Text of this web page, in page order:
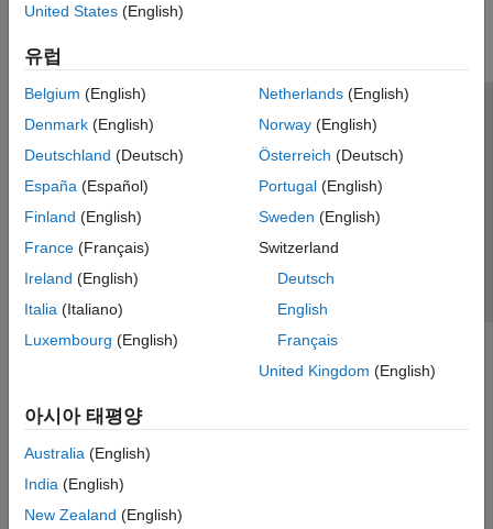
리포팅 및 데이터베이스 액세스
코드 생성
애플리케이션 배포
검증 및 확인(V&V), 테스트
클라우드 기능
교육 및 학습
응용 분야
AI 및 통계학
수학 및 최적화
신호 처리
테스트 및 계측(T&M)
RF 및 혼성 신호
로보틱스 및 자율 시스템
United States (English)
유럽
Belgium (English)
Denmark (English)
Deutschland (Deutsch)
España (Español)
Finland (English)
France (Français)
Ireland (English)
Italia (Italiano)
Luxembourg (English)
Netherlands(English)
Norway(English)
Österreich (Deutsch)
Portugal(English)
Sweden (English)
Switzerland
Deutsch
English
Français
United Kingdom (English)
아시아 태평양
Australia (English)
India (English)
New Zealand (English)
신뢰 센터 등록 상표 개인정보 취급방침
불법 복제 방지
애플리케이션 상태
© 1994-2026 The MathWorks, Inc.